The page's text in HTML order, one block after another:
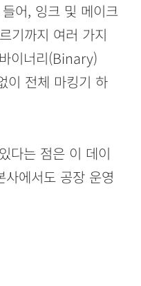
어, 잉크 및 메이크
기까지 여러 가지
이너리(Binary)
이 전체 마킹기 하
다는 점은 이 데이
에서도 공장 운영